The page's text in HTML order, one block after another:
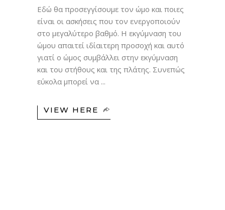
Εδώ θα προσεγγίσουμε τον ώμο και ποιες
είναι οι ασκήσεις που τον ενεργοποιούν
στο μεγαλύτερο βαθμό. Η εκγύμναση του
ώμου απαιτεί ιδίαιτερη προσοχή και αυτό
γιατί ο ώμος συμβάλλει στην εκγύμναση
και του στήθους και της πλάτης. Συνεπώς
εύκολα μπορεί να
VIEW HERE